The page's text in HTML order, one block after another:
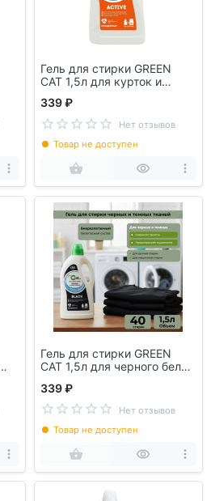
Гель для стирки GREEN
CAT 1,5л для курток и
339 ₽
Нет отзывов
Товар не доступен
Гель для стирки GREEN
CAT 1,5л для черного белья
339 ₽
Нет отзывов
Товар не доступен